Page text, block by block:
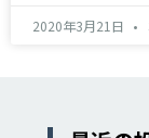
2020年3月21日